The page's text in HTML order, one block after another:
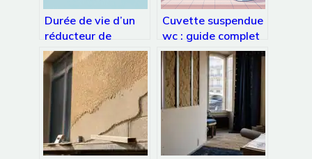
Durée de vie d’un
réducteur de
pression d’eau : ce
qu’il faut vraiment
savoir
Cuvette suspendue
wc : guide complet
pour bien choisir et
poser